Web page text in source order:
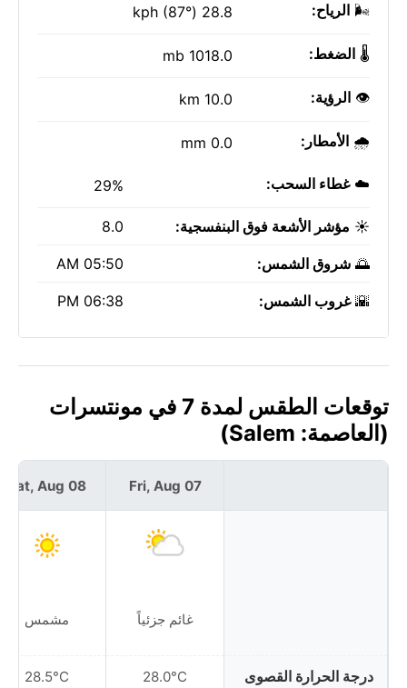
🌬️ الرياح: 28.8 kph (87°)
🌡️ الضغط: 1018.0 mb
👁️ الرؤية: 10.0 km
🌧️ الأمطار: 0.0 mm
☁️غطاء السحب: 29%
☀️ مؤشر الأشعة فوق البنفسجية: 8.0
🌅 شروق الشمس: 05:50 AM
🌇غروب الشمس: 06:38 PM
توقعات الطقس لمدة 7 في مونتسرات
(العاصمة: Salem)
درجة الحرارة القصوى
Fri, Aug 07
غائم جزئياً
28.0°C
Sat, Aug 08
مشمس
28.5°C